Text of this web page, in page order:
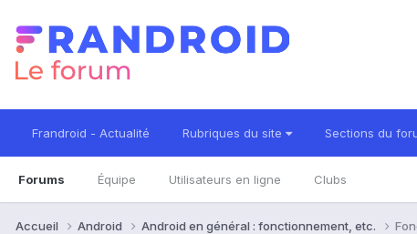
Frandroid - Actualité Rubriques du site Sections du
Forums Équipe Utilisateurs en ligne Clubs
Accueil Android Android en général : fonctionnement, etc.